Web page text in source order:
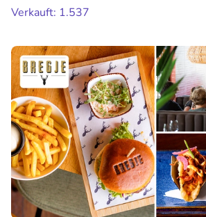
Verkauft: 1.537